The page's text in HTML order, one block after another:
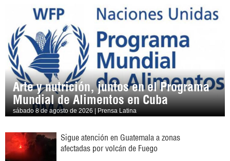
Arte y nutrición, juntos en el Programa
Mundial de Alimentos en Cuba
sábado 8 de agosto de 2026 | Prensa Latina
Sigue atención en Guatemala a zonas
afectadas por volcán de Fuego